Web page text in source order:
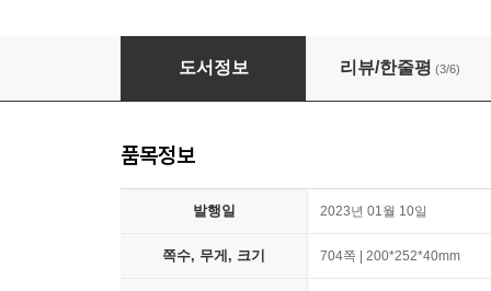
거시경제학
도서정보 리뷰/한줄평 (3/6)
품목정보
발행일 2023년 01월 10일
쪽수, 무게, 크기 704쪽 | 200*252*40mm